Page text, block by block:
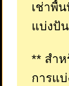
เช่าพื้
แบ่งปั
** สำ
การแ